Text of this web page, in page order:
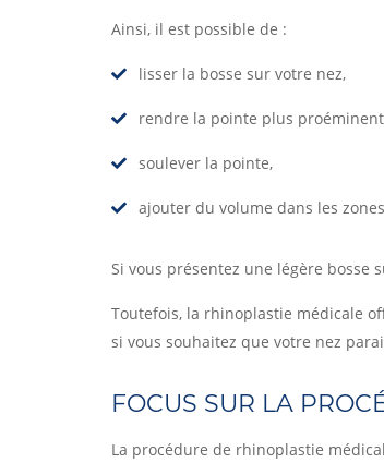
Ainsi, il est possible de :
lisser la bosse sur votre nez,
rendre la pointe plus
soulever la pointe,
ajouter du volume dans les
Si vous présentez une légère bosse
Toutefois, la rhinoplastie médicale
si vous souhaitez que votre nez
FOCUS SUR LA
La procédure de rhinoplastie